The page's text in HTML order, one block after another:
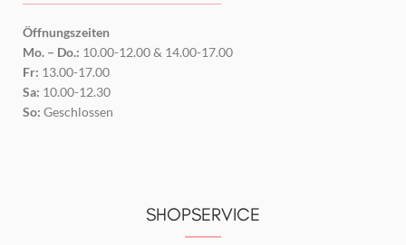
Öffnungszeiten
Mo. – Do.: 10.00-12.00 & 14.00-17.00
Fr: 13.00-17.00
Sa: 10.00-12.30
So: Geschlossen
SHOPSERVICE